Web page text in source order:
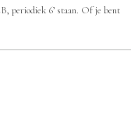
periodiek 6’ staan. Of je bent